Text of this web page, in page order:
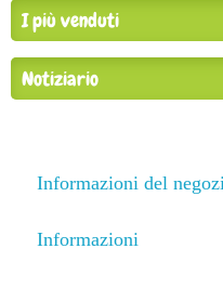
I più venduti
Notiziario
Informazioni del
Informazioni